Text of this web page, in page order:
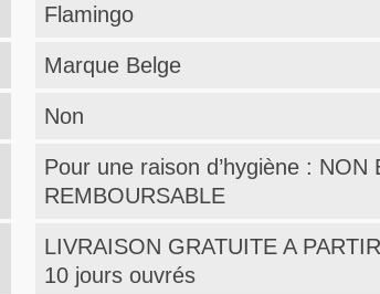
Flamingo
Marque Belge
Non
Pour une raison d’hygiène : NON
REMBOURSABLE
LIVRAISON GRATUITE A
10 jours ouvrés